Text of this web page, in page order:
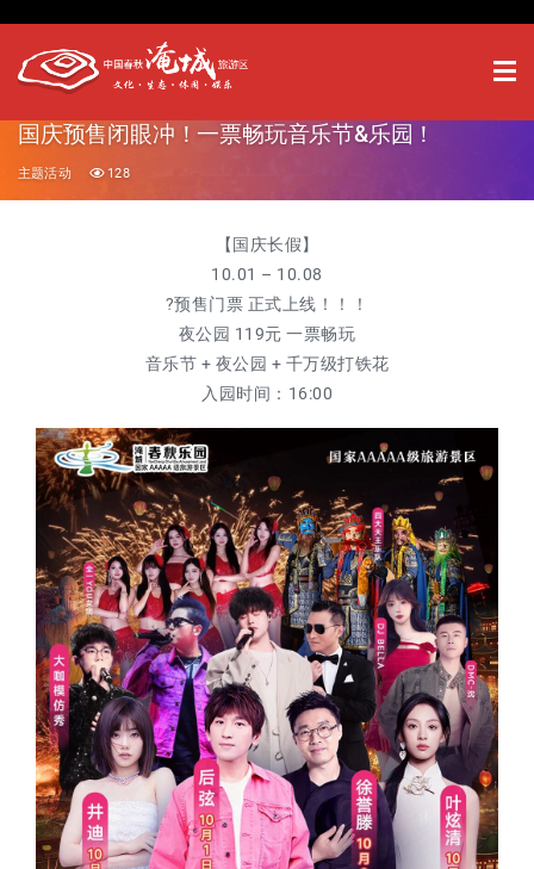
国庆预售闭眼冲！一票畅玩音乐节&乐园！
主题活动 128
【国庆长假】
10.01 – 10.08
?预售门票 正式上线！！！
夜公园 119元 一票畅玩
音乐节 + 夜公园 + 千万级打铁花
入园时间：16:00